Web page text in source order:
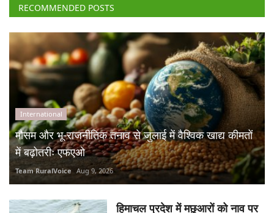
RECOMMENDED POSTS
International
मौसम और भू-राजनीतिक तनाव से जुलाई में वैश्विक खाद्य कीमतों
में बढ़ोतरीः एफएओ
Team RuralVoice Aug 9, 2026
हिमाचल प्रदेश में मछुआरों को नाव पर